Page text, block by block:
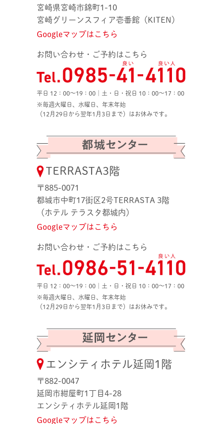
宮崎県宮崎市錦町1-10
宮崎グリーンスフィア壱番館（KITEN）
Googleマップはこちら
お問い合わせ・ご予約はこちら
平日 12：00〜19：00｜土・日・祝日 10：00〜17：00
※毎週火曜日、水曜日、年末年始
（12月29日から翌年1月3日まで）はお休みです。
TERRASTA3階
〒885-0071
都城市中町17街区2号TERRASTA 3階
（ホテル テラスタ都城内）
Googleマップはこちら
お問い合わせ・ご予約はこちら
平日 12：00〜19：00｜土・日・祝日 10：00〜17：00
※毎週火曜日、水曜日、年末年始
（12月29日から翌年1月3日まで）はお休みです。
エンシティホテル延岡1階
〒882-0047
延岡市紺屋町1丁目4-28
エンシティホテル延岡1階
Googleマップはこちら